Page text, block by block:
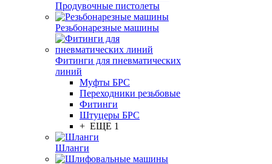
Продувочные пистолеты
Резьбонарезные машины
Фитинги для пневматических
линий
Муфты БРС
Переходники резьбовые
Фитинги
Штуцеры БРС
+ ЕЩЕ 1
Шланги